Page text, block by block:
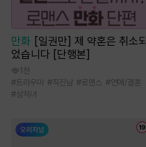
만화 [일권만] 제 약혼은 취소되
었습니다 [단행본]
1천
#트라우마 #직진남 #로맨스 #연애/결혼
#상처녀